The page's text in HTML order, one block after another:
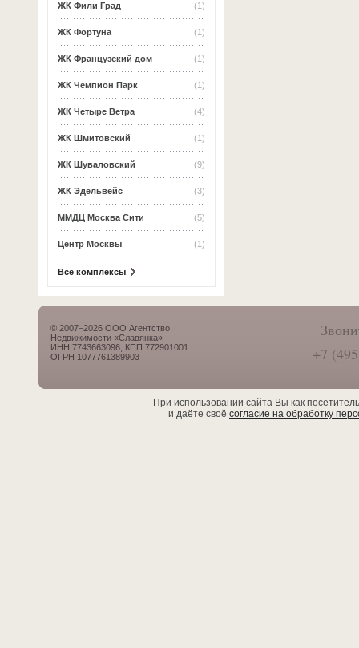
(1)
ЖК Фили Град
(1)
ЖК Фортуна
(1)
ЖК Французский дом
(1)
ЖК Чемпион Парк
(4)
ЖК Четыре Ветра
(1)
ЖК Шмитовский
(9)
ЖК Шуваловский
(3)
ЖК Эдельвейс
(5)
ММДЦ Москва Сити
(1)
Центр Москвы
Все комплексы
© 2007–2026 ООО Агентство
Недвижимости «Славянка»
ИНН 7743663096, КПП 772901001
ОГРН 1077761389903
+7
При использовании сайта Вы как
и даёте своё согласие на обработку